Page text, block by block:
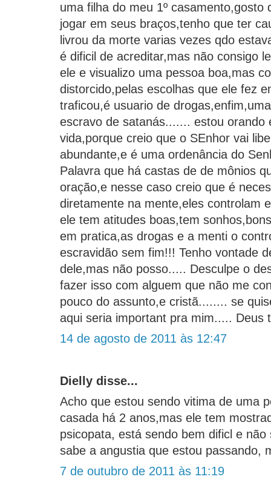
uma filha do meu 1º casamento,gosto
jogar em seus braços,tenho que ter
livrou da morte varias vezes qdo
é dificil de acreditar,mas não consigo
ele e visualizo uma pessoa boa,mas
distorcido,pelas escolhas que ele fez
traficou,é usuario de
escravo de satanás....... estou orando
vida,porque creio que o SEnhor vai
abundante,e é uma ordenância do
Palavra que há castas de de mônios
oração,e nesse caso creio que é
diretamente na mente,eles controlam
ele tem atitudes boas,tem
em pratica,as drogas e a menti o
escravidão sem fim!!! Tenho vontade
dele,mas não posso..... Desculpe o
fazer isso com alguem que não me
pouco do assunto,e cristã........ se
aqui seria important pra mim..... Deus
14 de agosto de 2011 às 12:47
Dielly disse...
Acho que estou sendo vitima de uma
casada há 2 anos,mas ele tem
psicopata, está sendo bem dificl e
sabe a angustia que estou passando,
7 de outubro de 2011 às 11:19